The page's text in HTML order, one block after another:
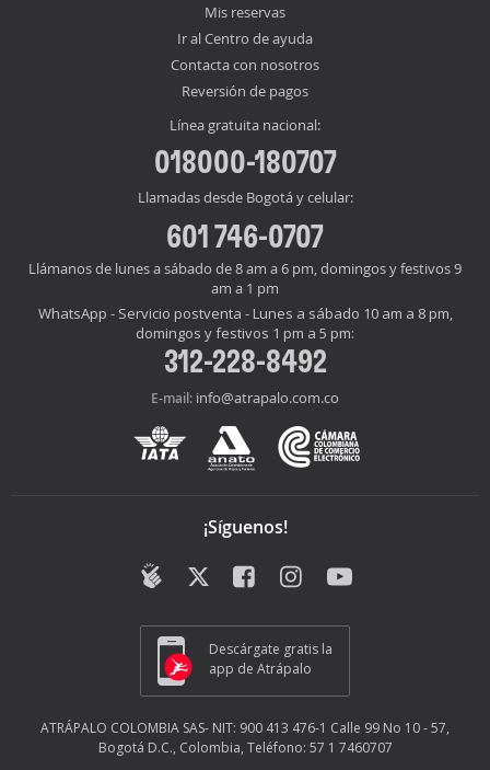
Mis reservas
Ir al Centro de ayuda
Contacta con nosotros
Reversión de pagos
Línea gratuita nacional:
018000-180707
Llamadas desde Bogotá y celular:
601 746-0707
Llámanos de lunes a sábado de 8 am a 6 pm, domingos y festivos 9
am a 1 pm
WhatsApp - Servicio postventa - Lunes a sábado 10 am a 8 pm,
domingos y festivos 1 pm a 5 pm:
312-228-8492
E-mail: info@atrapalo.com.co
¡Síguenos!
Descárgate gratis la
app de Atrápalo
ATRÁPALO COLOMBIA SAS- NIT: 900 413 476-1 Calle 99 No 10 - 57,
Bogotá D.C., Colombia, Teléfono: 57 1 7460707